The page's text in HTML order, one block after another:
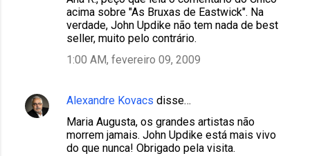
acima sobre "As Bruxas de Eastwick". Na
verdade, John Updike não tem nada de best
seller, muito pelo contrário.
1:00 AM, fevereiro 09, 2009
Alexandre Kovacs disse…
Maria Augusta, os grandes artistas não
morrem jamais. John Updike está mais vivo
do que nunca! Obrigado pela visita.